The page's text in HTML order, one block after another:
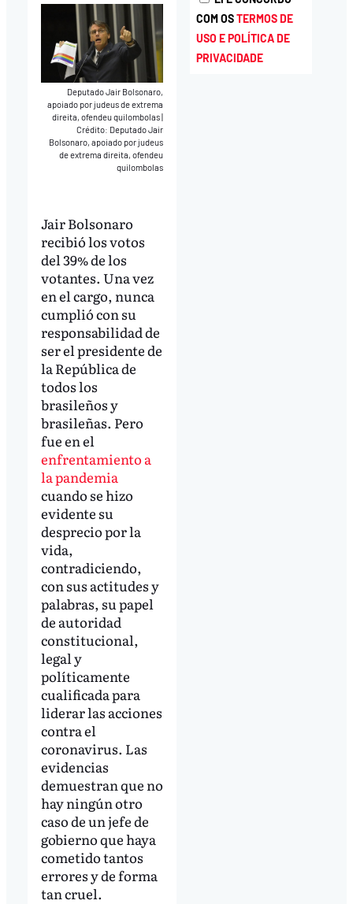
Deputado Jair Bolsonaro,
apoiado por judeus de extrema
direita, ofendeu quilombolas
Crédito: Deputado Jair
Bolsonaro, apoiado por judeus
de extrema direita, ofendeu
quilombolas
Jair Bolsonaro
recibió los votos
del 39% de los
votantes. Una vez
en el cargo, nunca
cumplió con su
responsabilidad de
ser el presidente de
la República de
todos los
brasileños y
brasileñas. Pero
fue en el
enfrentamiento a
la pandemia
cuando se hizo
evidente su
desprecio por la
vida,
contradiciendo,
con sus actitudes y
palabras, su papel
de autoridad
constitucional,
legal y
políticamente
cualificada para
liderar las acciones
contra el
coronavirus. Las
evidencias
demuestran que no
hay ningún otro
caso de un jefe de
gobierno que haya
cometido tantos
errores y de forma
tan cruel.
COM OSTERMOS DE
USO E POLÍTICA DE
PRIVACIDADE